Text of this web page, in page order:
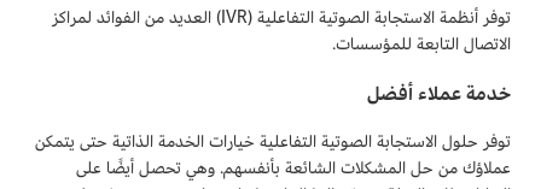
توفر أنظمة الاستجابة الصوتية التفاعلية (IVR) العديد من الفوائد لمراكز
الاتصال التابعة للمؤسسات.
خدمة عملاء أفضل
توفر حلول الاستجابة الصوتية التفاعلية خيارات الخدمة الذاتية حتى يتمكن
عملاؤك من حل المشكلات الشائعة بأنفسهم. وهي تحصل أيضًا على